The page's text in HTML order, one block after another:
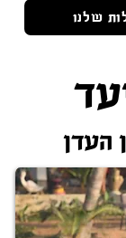
שלנו
העדן